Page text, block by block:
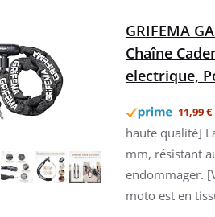
GRIFEMA
Chaîne
electrique,
11,99 €
haute qualité]
mm, résistant
endommager.
moto est en